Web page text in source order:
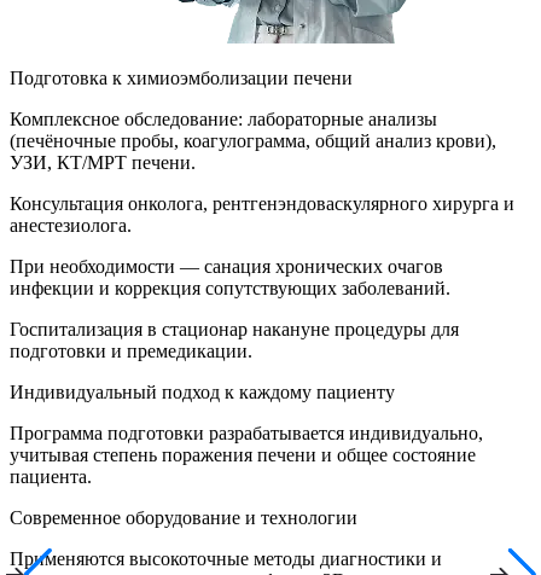
Подготовка к химиоэмболизации печени
Комплексное обследование: лабораторные анализы
(печёночные пробы, коагулограмма, общий анализ крови),
УЗИ, КТ/МРТ печени.
Консультация онколога, рентгенэндоваскулярного хирурга и
анестезиолога.
При необходимости — санация хронических очагов
инфекции и коррекция сопутствующих заболеваний.
Госпитализация в стационар накануне процедуры для
подготовки и премедикации.
Индивидуальный подход к каждому пациенту
Программа подготовки разрабатывается индивидуально,
учитывая степень поражения печени и общее состояние
пациента.
Современное оборудование и технологии
Применяются высокоточные методы диагностики и